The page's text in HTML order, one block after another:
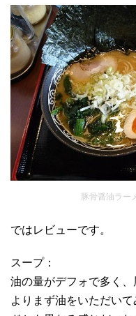
豚骨醤油ラー
ではレビューです。
スープ：
油の量がデフォで多く
よりまず油をいただい